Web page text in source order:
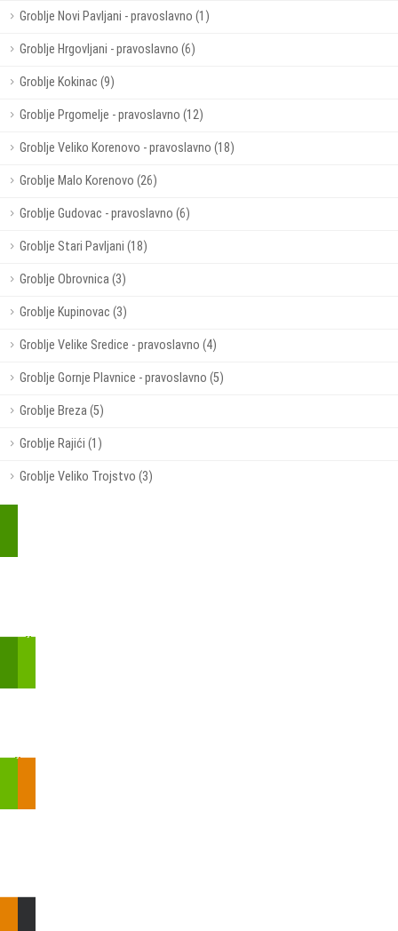
Groblje Novi Pavljani - pravoslavno (1)
Groblje Hrgovljani - pravoslavno (6)
Groblje Kokinac (9)
Groblje Prgomelje - pravoslavno (12)
Groblje Veliko Korenovo - pravoslavno (18)
Groblje Malo Korenovo (26)
Groblje Gudovac - pravoslavno (6)
Groblje Stari Pavljani (18)
Groblje Obrovnica (3)
Groblje Kupinovac (3)
Groblje Velike Sredice - pravoslavno (4)
Groblje Gornje Plavnice - pravoslavno (5)
Groblje Breza (5)
Groblje Rajići (1)
Groblje Veliko Trojstvo (3)